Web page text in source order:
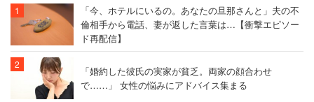
「今、ホテルにいるの。あなたの旦那さんと」夫の不
倫相手から電話、妻が返した言葉は…【衝撃エピソー
ド再配信】
「婚約した彼氏の実家が貧乏。両家の顔合わせ
で……」 女性の悩みにアドバイス集まる